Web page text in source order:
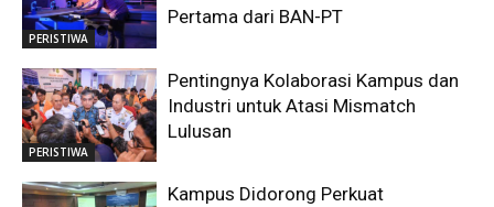
PERISTIWA
Pertama dari BAN-PT
PERISTIWA
Pentingnya Kolaborasi Kampus dan
Industri untuk Atasi Mismatch
Lulusan
Kampus Didorong Perkuat